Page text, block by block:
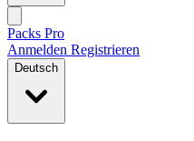
Packs Pro
Anmelden Registrieren
Deutsch